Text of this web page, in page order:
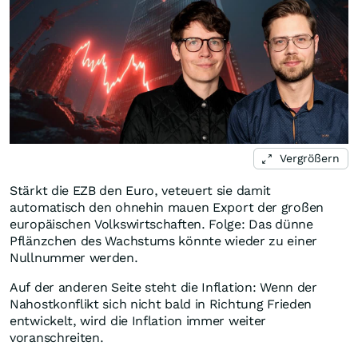
Vergrößern
Stärkt die EZB den Euro, veteuert sie damit
automatisch den ohnehin mauen Export der großen
europäischen Volkswirtschaften. Folge: Das dünne
Pflänzchen des Wachstums könnte wieder zu einer
Nullnummer werden.
Auf der anderen Seite steht die Inflation: Wenn der
Nahostkonflikt sich nicht bald in Richtung Frieden
entwickelt, wird die Inflation immer weiter
voranschreiten.